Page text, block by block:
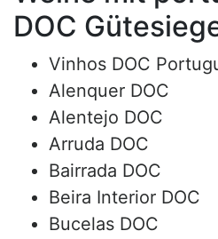
DOC
Vinhos DOC
Alenquer DOC
Alentejo DOC
Arruda DOC
Bairrada DOC
Beira Interior DOC
Bucelas DOC